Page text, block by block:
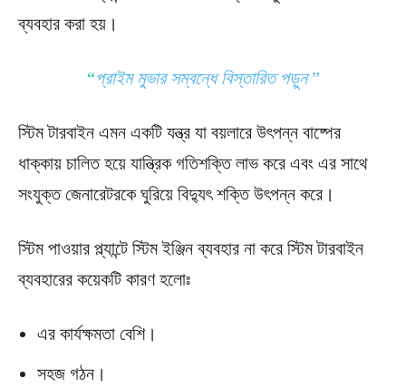
ব্যবহার করা হয়।
“প্রাইম মুভার সম্বন্ধে বিস্তারিত পড়ুন”
স্টিম টারবাইন এমন একটি যন্ত্র যা বয়লারে উৎপন্ন বাষ্পের
ধাক্কায় চালিত হয়ে যান্ত্রিক গতিশক্তি লাভ করে এবং এর সাথে
সংযুক্ত জেনারেটরকে ঘুরিয়ে বিদ্যুৎ শক্তি উৎপন্ন করে।
স্টিম পাওয়ার প্ল্যান্টে স্টিম ইঞ্জিন ব্যবহার না করে স্টিম টারবাইন
ব্যবহারের কয়েকটি কারণ হলোঃ
এর কার্যক্ষমতা বেশি।
সহজ গঠন।